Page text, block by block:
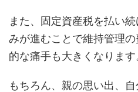
また、固定資産税を払い
みが進むことで維持管理
的な痛手も大きくなります
もちろん、親の思い出、